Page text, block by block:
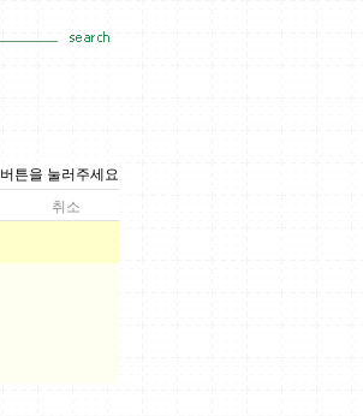
버튼을 눌러주세요
취소